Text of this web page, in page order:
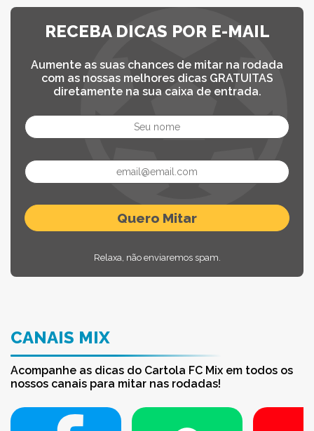
RECEBA DICAS POR E-MAIL
Aumente as suas chances de mitar na rodada
com as nossas melhores dicas GRATUITAS
diretamente na sua caixa de entrada.
Relaxa, não enviaremos spam.
CANAIS MIX
Acompanhe as dicas do Cartola FC Mix em todos os
nossos canais para mitar nas rodadas!